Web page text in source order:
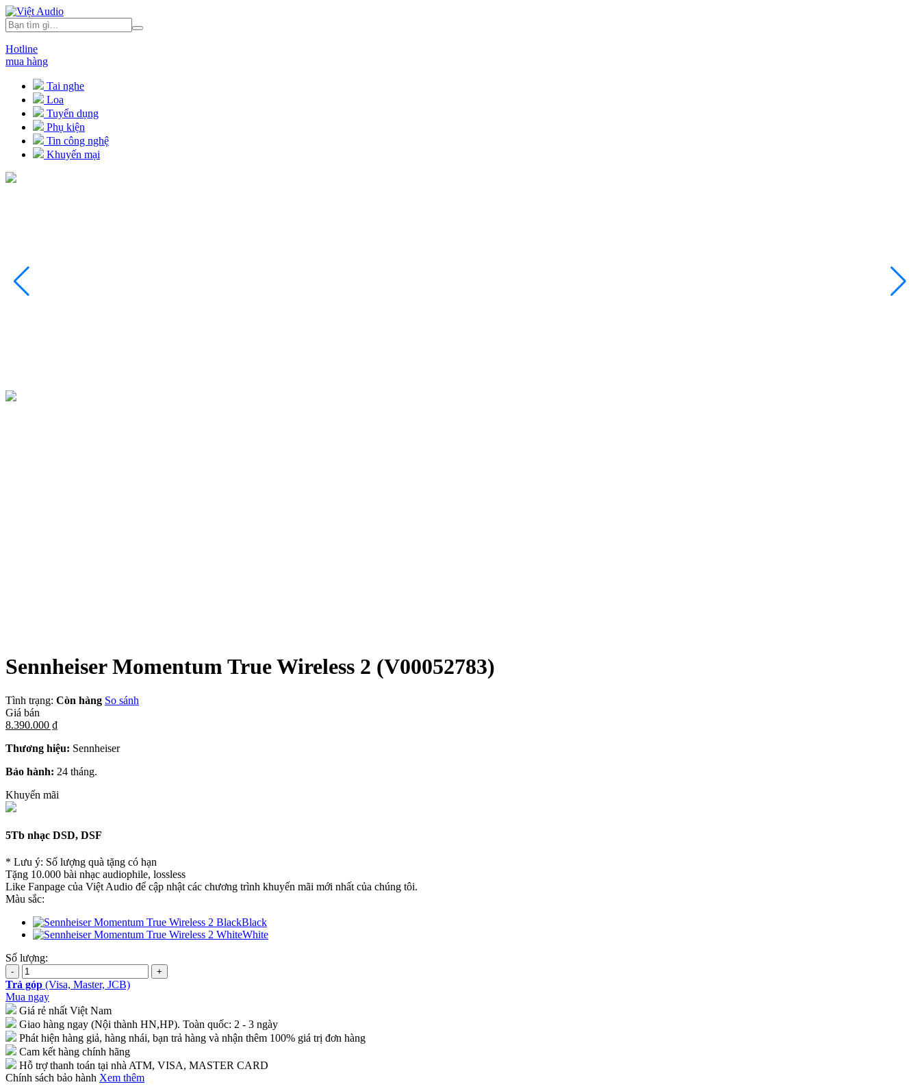
Hotline
mua hàng
Tai nghe
Loa
Tuyển dụng
Phụ kiện
Tin công nghệ
Khuyến mại
Sennheiser Momentum True Wireless 2 (V00052783)
Tình trạng: Còn hàng So sánh
Giá bán
8.390.000 ₫
Thương hiệu: Sennheiser
Bảo hành: 24 tháng.
Khuyến mãi
5Tb nhạc DSD, DSF
* Lưu ý: Số lượng quà tặng có hạn
Tặng 10.000 bài nhạc audiophile, lossless
Like Fanpage của Việt Audio để cập nhật các chương trình khuyến mãi mới nhất của chúng tôi.
Màu sắc:
Black
White
Số lượng:
Trả góp (Visa, Master, JCB)
Mua ngay
Giá rẻ nhất Việt Nam
Giao hàng ngay (Nội thành HN,HP). Toàn quốc: 2 - 3 ngày
Phát hiện hàng giả, hàng nhái, bạn trả hàng và nhận thêm 100% giá trị đơn hàng
Cam kết hàng chính hãng
Hỗ trợ thanh toán tại nhà ATM, VISA, MASTER CARD
Chính sách bảo hành Xem thêm